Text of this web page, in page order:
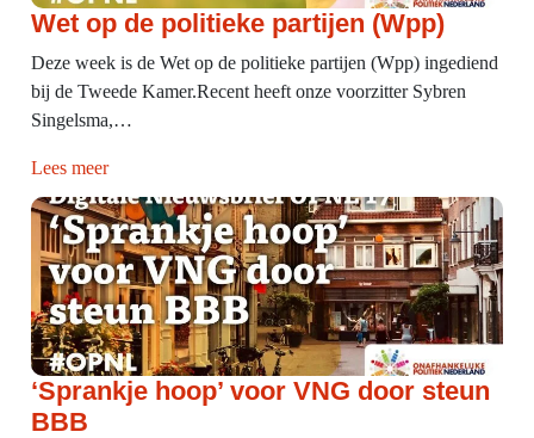
Wet op de politieke partijen (Wpp)
Deze week is de Wet op de politieke partijen (Wpp) ingediend
bij de Tweede Kamer.Recent heeft onze voorzitter Sybren
Singelsma,…
Lees meer
‘Sprankje hoop’ voor VNG door steun
BBB